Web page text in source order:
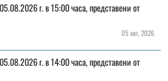
г. в 15:00 часа, представени от
05 авг, 2026
г. в 14:00 часа, представени от